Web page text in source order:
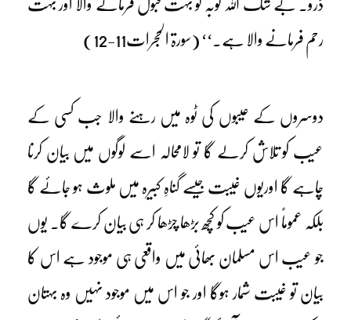
ڈرو۔ بے شک اللہ توبہ کو بہت قبول فرمانے والا اور بہت
رحم فرمانے والا ہے۔‘‘ (سورۃ الحجرات11-12)
دوسروں کے عیبوں کی ٹوہ میں رہنے والا جب کسی کے
عیب کو تلاش کرلے گا تو لامحالہ اسے لوگوں میں بیان کرنا
چاہے گا اوریوں غیبت جیسے گناہِ کبیرہ میں ملوث ہو جائے گا
بلکہ عموماً اس عیب کو کچھ بڑھا چڑھا کر ہی بیان کرے گا۔ یوں
جو عیب اس مسلمان بھائی میں واقعی ہی موجود ہے اس کا
بیان تو غیبت شمار ہوگا اور جو اس میں موجود نہیں وہ بہتان